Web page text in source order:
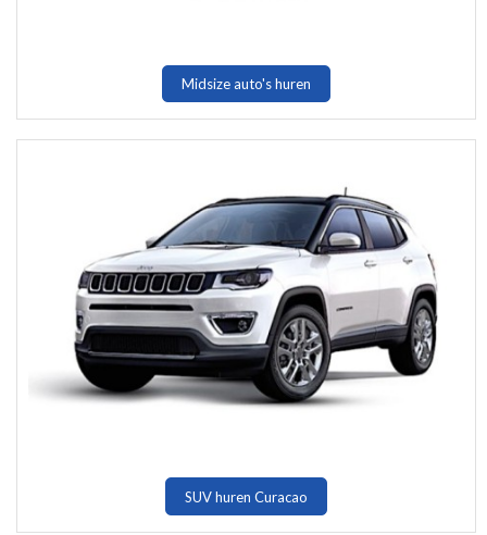
Midsize auto's huren
SUV huren Curacao